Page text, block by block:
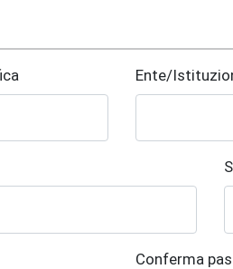
Ente/
Conferma